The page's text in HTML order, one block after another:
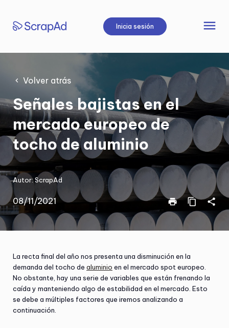
contenido
Inicia sesión menu
Volver atrás
Señales bajistas en el
mercado europeo de
tocho de aluminio
Autor:ScrapAd
08/11/2021 print content_copy share
La recta final del año nos presenta una disminución en la
demanda del tocho de aluminio en el mercado spot europeo.
No obstante, hay una serie de variables que están frenando la
caída y manteniendo algo de estabilidad en el mercado. Esto
se debe a múltiples factores que iremos analizando a
continuación.